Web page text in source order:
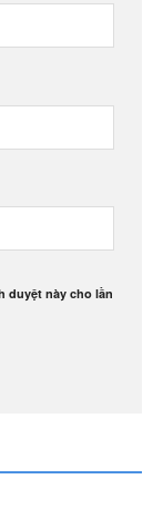
duyệt này cho lần